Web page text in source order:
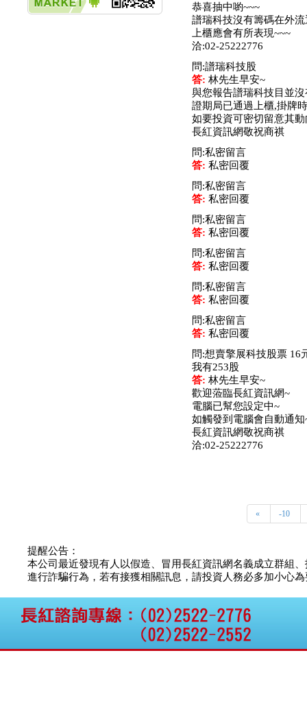
工認股權
恭喜抽中喲~~~
譜瑞科技沒有籌碼在外流
上櫃應會有所表現~~~
洽:02-25222776
問:譜瑞科技股
答: 林先生早安~
與您報告譜瑞科技目並
證期局已通過上櫃,掛牌
如要投資可密切留意其動
長紅資訊網敬祝商祺
問:私密留言
答: 私密回覆
問:私密留言
答: 私密回覆
問:私密留言
答: 私密回覆
問:私密留言
答: 私密回覆
問:私密留言
答: 私密回覆
問:私密留言
答: 私密回覆
問:想賣擎展科技股票 16
我有253股
答: 林先生早安~
歡迎蒞臨長紅資訊網~
電腦已幫您設定中~
如觸發到電腦會自動通知
長紅資訊網敬祝商祺
洽:02-25222776
« -10
提醒公告：
本公司最近發現有人以假造、冒用長紅資訊網名義成立群組
進行詐騙行為，若有接獲相關訊息，請投資人務必多加小心